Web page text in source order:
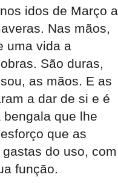
idos de Março a
Nas mãos,
uma vida a
São duras,
as mãos. E as
a dar de si e é
que lhe
que as
do uso, com
função.